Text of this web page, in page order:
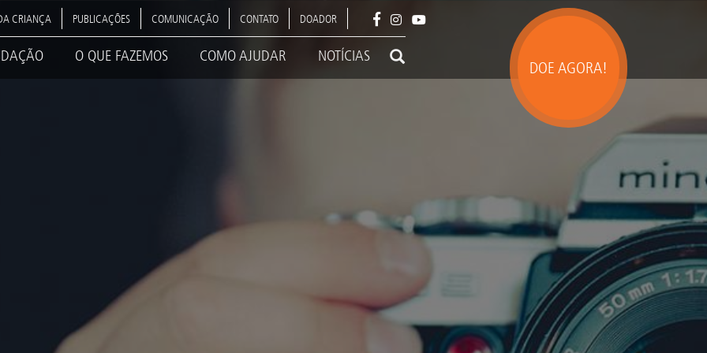
DOE AGORA!
CRIANÇA PUBLICAÇÕES COMUNICAÇÃO CONTATO DOADOR
O QUE FAZEMOS COMO AJUDAR NOTÍCIAS